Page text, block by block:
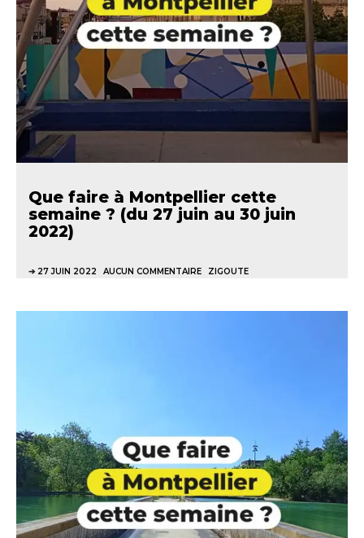
Que faire à Montpellier cette
semaine ? (du 27 juin au 30 juin
2022)
27 JUIN 2022 AUCUN COMMENTAIRE ZIGOUTE